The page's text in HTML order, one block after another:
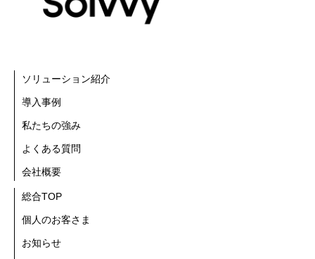
ソリューション紹介
導入事例
私たちの強み
よくある質問
会社概要
総合TOP
個人のお客さま
お知らせ